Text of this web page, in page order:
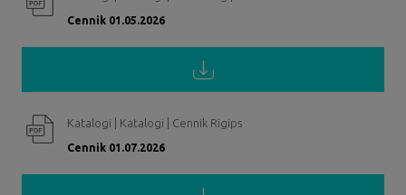
Cennik 01.05.2026
Katalogi | Katalogi | Cennik Rigips
Cennik 01.07.2026